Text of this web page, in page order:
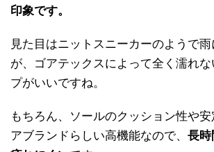
印象です。
見た目はニットスニーカーのようで
が、ゴアテックスによって全く濡れな
プがいいですね。
もちろん、ソールのクッション性や
アブランドらしい高機能なので、 長時